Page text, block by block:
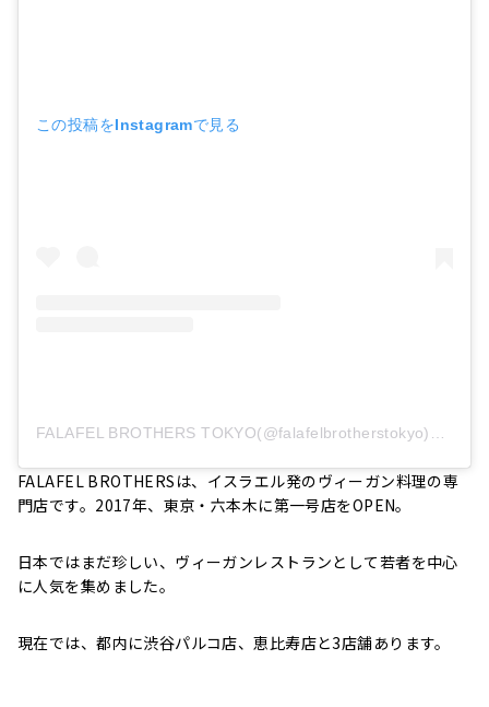
この投稿をInstagramで見る
FALAFEL BROTHERSは、イスラエル発のヴィーガン料理の専
門店です。2017年、東京・六本木に第一号店をOPEN。
日本ではまだ珍しい、ヴィーガンレストランとして若者を中心
に人気を集めました。
現在では、都内に渋谷パルコ店、恵比寿店と3店舗あります。